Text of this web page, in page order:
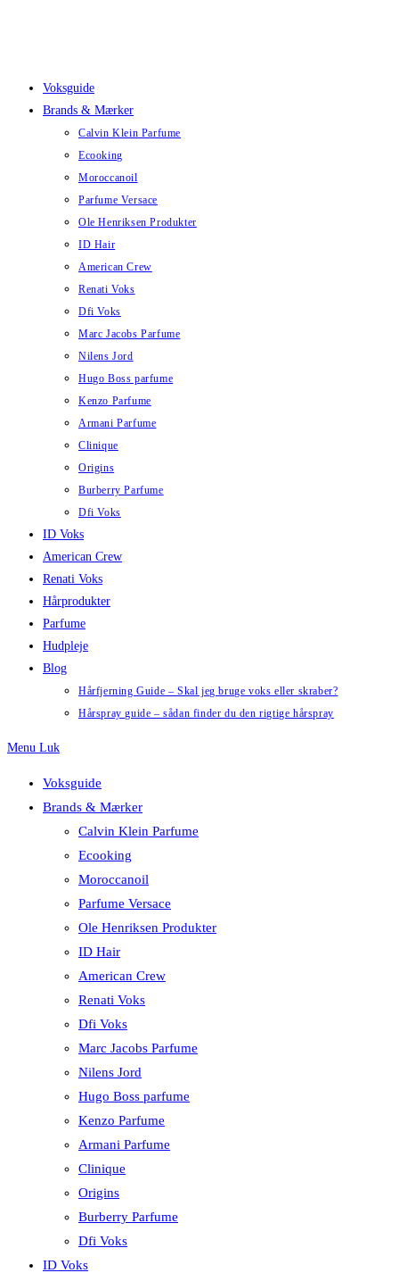
Voksguide
Brands & Mærker
Calvin Klein Parfume
Ecooking
Moroccanoil
Parfume Versace
Ole Henriksen Produkter
ID Hair
American Crew
Renati Voks
Dfi Voks
Marc Jacobs Parfume
Nilens Jord
Hugo Boss parfume
Kenzo Parfume
Armani Parfume
Clinique
Origins
Burberry Parfume
Dfi Voks
ID Voks
American Crew
Renati Voks
Hårprodukter
Parfume
Hudpleje
Blog
Hårfjerning Guide – Skal jeg bruge voks eller skraber?
Hårspray guide – sådan finder du den rigtige hårspray
Menu Luk
Voksguide
Brands & Mærker
Calvin Klein Parfume
Ecooking
Moroccanoil
Parfume Versace
Ole Henriksen Produkter
ID Hair
American Crew
Renati Voks
Dfi Voks
Marc Jacobs Parfume
Nilens Jord
Hugo Boss parfume
Kenzo Parfume
Armani Parfume
Clinique
Origins
Burberry Parfume
Dfi Voks
ID Voks